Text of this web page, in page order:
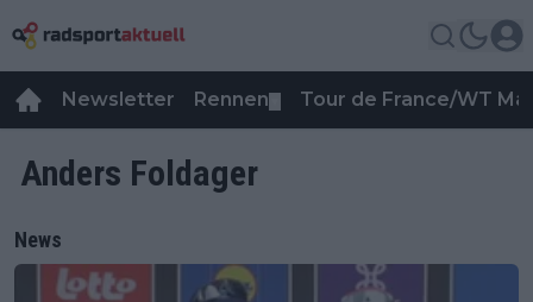
Newsletter Rennen Tour de France/WT
Anders Foldager
News